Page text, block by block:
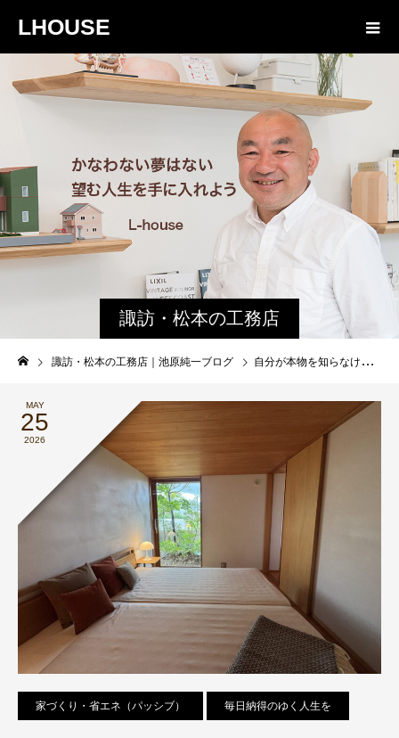
LHOUSE
諏訪・松本の工務店
の社長ブログ｜家族
物語８４３
諏訪・松本の工務店｜池原純一ブログ 自分が本物を知らなければ提案できない。伊礼智先生の住宅に触れて確信したこと
MAY
25
2026
家づくり・省エネ（パッシブ） 毎日納得のゆく人生を